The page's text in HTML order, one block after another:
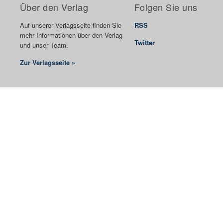
Über den Verlag
Auf unserer Verlagsseite finden Sie
mehr Informationen über den Verlag
und unser Team.
Zur Verlagsseite »
Folgen Sie uns
RSS
Twitter